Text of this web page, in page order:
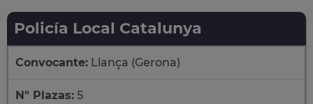
Policía Local Catalunya
Convocante: Llança (Gerona)
Nº Plazas: 5